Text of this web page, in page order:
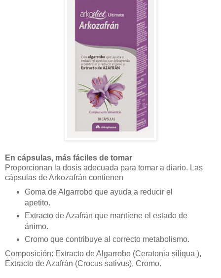
En cápsulas, más fáciles de tomar
Proporcionan la dosis adecuada para tomar a diario. Las
cápsulas de Arkozafrán contienen
Goma de Algarrobo que ayuda a reducir el
apetito.
Extracto de Azafrán que mantiene el estado de
ánimo.
Cromo que contribuye al correcto metabolismo.
Composición: Extracto de Algarrobo (Ceratonia siliqua ),
Extracto de Azafrán (Crocus sativus), Cromo.